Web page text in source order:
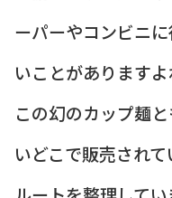
ーパーやコンビニ
いことがありますよ
この幻のカップ麺
いどこで販売され